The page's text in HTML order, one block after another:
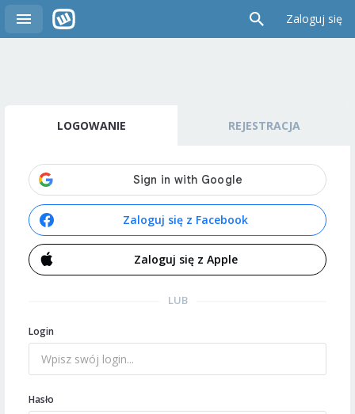
Zaloguj się
LOGOWANIE REJESTRACJA
Zaloguj się z Facebook
Zaloguj się z Apple
LUB
Login
Hasło